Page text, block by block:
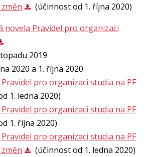
(účinnost od 1. října 2020)
novela Pravidel pro organizaci
2019
2020 a 1. října 2020
pro organizaci studia na PF
1. ledna 2020)
pro organizaci studia na PF
1. října 2020)
pro organizaci studia na PF
(účinnost od 1. ledna 2020)